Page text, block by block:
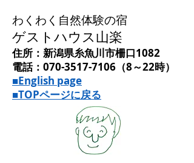
わくわく自然体験の宿
ゲストハウス山楽
住所：新潟県糸魚川市柵口1082
電話：070-3517-7106（8～22時）
■English page
■TOPページに戻る